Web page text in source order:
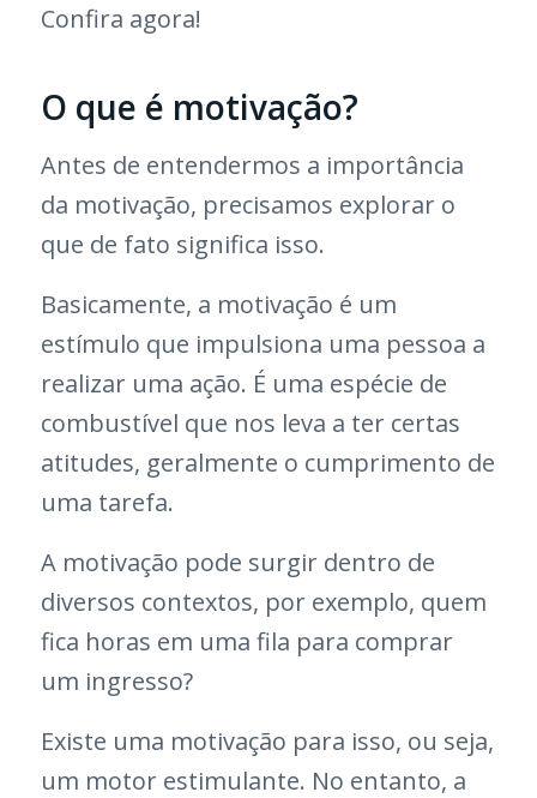
Confira agora!
O que é motivação?
Antes de entendermos a importância
da motivação, precisamos explorar o
que de fato significa isso.
Basicamente, a motivação é um
estímulo que impulsiona uma pessoa a
realizar uma ação. É uma espécie de
combustível que nos leva a ter certas
atitudes, geralmente o cumprimento de
uma tarefa.
A motivação pode surgir dentro de
diversos contextos, por exemplo, quem
fica horas em uma fila para comprar
um ingresso?
Existe uma motivação para isso, ou seja,
um motor estimulante. No entanto, a